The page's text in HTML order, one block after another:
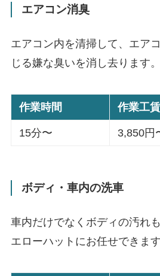
エアコン消臭
エアコン内を清掃して、エア
じる嫌な臭いを消し去ります。
作業時間 作業工
15分〜 3,850円
ボディ・車内の洗車
車内だけでなくボディの汚れ
エローハットにお任せできます